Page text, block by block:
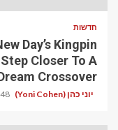
חדשות
Day’s Kingpin
Closer To A
Crossover
יוני כהן (Yoni Cohen) 48 דקות ago